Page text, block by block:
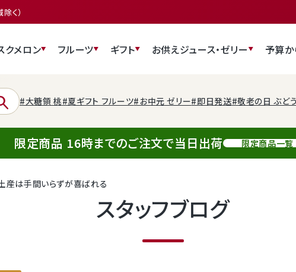
く）
クメロン フルーツ ギフト お供えジュース・ゼリー 予算
#大糖領 桃#夏ギフト フルーツ#お中元 ゼリー#即日発送#敬老の日 ぶどう
限定商品 16時までのご注文で当日出荷 限定商品一覧
産は手間いらずが喜ばれる
スタッフブログ